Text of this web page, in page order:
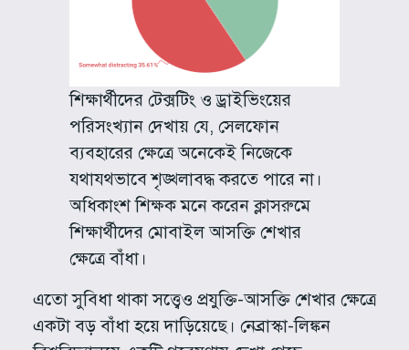
শিক্ষার্থীদের টেক্সটিং ও ড্রাইভিংয়ের
পরিসংখ্যান দেখায় যে, সেলফোন
ব্যবহারের ক্ষেত্রে অনেকেই নিজেকে
যথাযথভাবে শৃঙ্খলাবদ্ধ করতে পারে না।
অধিকাংশ শিক্ষক মনে করেন ক্লাসরুমে
শিক্ষার্থীদের মোবাইল আসক্তি শেখার
ক্ষেত্রে বাঁধা।
এতো সুবিধা থাকা সত্ত্বেও প্রযুক্তি-আসক্তি শেখার ক্ষেত্রে
একটা বড় বাঁধা হয়ে দাড়িয়েছে। নেব্রাস্কা-লিঙ্কন